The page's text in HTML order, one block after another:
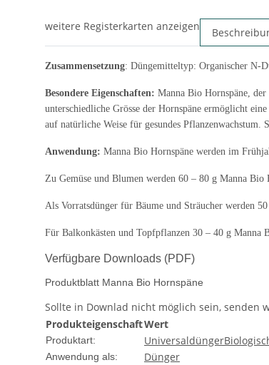
weitere Registerkarten anzeigen
Zusammensetzung: Düngemitteltyp: Organischer N-
Besondere Eigenschaften: Manna Bio Hornspäne,
unterschiedliche Grösse der Hornspäne ermöglicht
auf natürliche Weise für gesundes
Anwendung: Manna Bio Hornspäne werden im
Zu Gemüse und Blumen werden 60 – 80 g Manna Bio
Als Vorratsdünger für Bäume und Sträucher werden 50
Für Balkonkästen und Topfpflanzen 30 – 40 g Manna
Verfügbare Downloads (PDF)
Produktblatt Manna Bio Hornspäne
Sollte in Downlad nicht möglich sein, senden
ProdukteigenschaftWert
Produktart: Universaldünger
Anwendung als: Dünger